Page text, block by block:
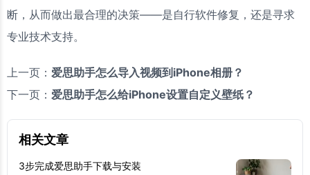
断，从而做出最合理的决策——是自行软件修复，还是寻求
专业技术支持。
上一页： 爱思助手怎么导入视频到iPhone相册？
下一页： 爱思助手怎么给iPhone设置自定义壁纸？
相关文章
3步完成爱思助手下载与安装